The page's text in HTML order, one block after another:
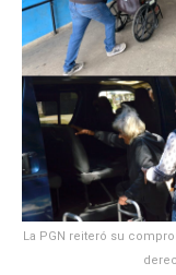
La PGN reiteró su